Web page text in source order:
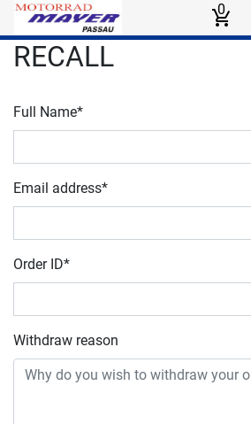
Skip to main content
0
RECALL
Full Name*
Email address*
Order ID*
Withdraw reason